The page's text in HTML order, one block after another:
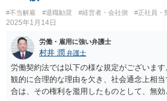
からと言って復職の気持ちが萎えるというこ
現在、原告的に勝ち筋の見通しが十分ある
クペイに対する期待から、萎える理由はま
会社も原告の取下を狙っているという作戦の
問会社の意思の問題だと思われます。 ＞反
反論となっており、論理破綻もしており、
言葉をそのまま、文章にしたのか、一貫し
ん。 とありますが、代理人弁護士としては
勝てない（＝解雇無効と判断されやすい）
ージとは逆で、「高年俸・高度専門職だから
をより厳しく求められ、能力不足理由で解
むしろ高くなります。 中途の高度人材を能
① 導入期の評価基準と実績の比較 ② 複数回
育の実施 ③ 配置転換などほかの改善策の検
ておかないと、解雇は無効とされる可能性が
#不当解雇 #退職勧奨 #経営者・会社側 #正社員・
2025年1月14日
労働・雇用に強い弁護士
村井 潤 弁護士
労働契約法では以下の様な規定がございま
観的に合理的な理由を欠き、社会通念上相
合は、その権利を濫用したものとして、無